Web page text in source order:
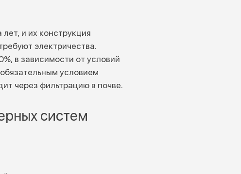
и их конструкция
электричества.
в зависимости от условий
условием
через фильтрацию в почве.
систем